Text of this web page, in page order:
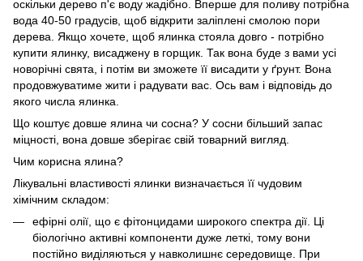
оскільки дерево п'є воду жадібно. Вперше для поливу потрібна
вода 40-50 градусів, щоб відкрити заліплені смолою пори
дерева. Якщо хочете, щоб ялинка стояла довго - потрібно
купити ялинку, висаджену в горщик. Так вона буде з вами усі
новорічні свята, і потім ви зможете її висадити у ґрунт. Вона
продовжуватиме жити і радувати вас. Ось вам і відповідь до
якого числа ялинка.
Що коштує довше ялина чи сосна? У сосни більший запас
міцності, вона довше зберігає свій товарний вигляд.
Чим корисна ялина?
Лікувальні властивості ялинки визначається її чудовим
хімічним складом:
ефірні олії, що є фітонцидами широкого спектра дії. Ці
біологічно активні компоненти дуже леткі, тому вони
постійно виділяються у навколишнє середовище. При